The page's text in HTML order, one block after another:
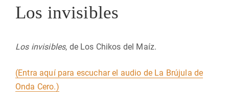
Los invisibles
Los invisibles, de Los Chikos del Maíz.
(Entra aquí para escuchar el audio de La Brújula de
Onda Cero.)